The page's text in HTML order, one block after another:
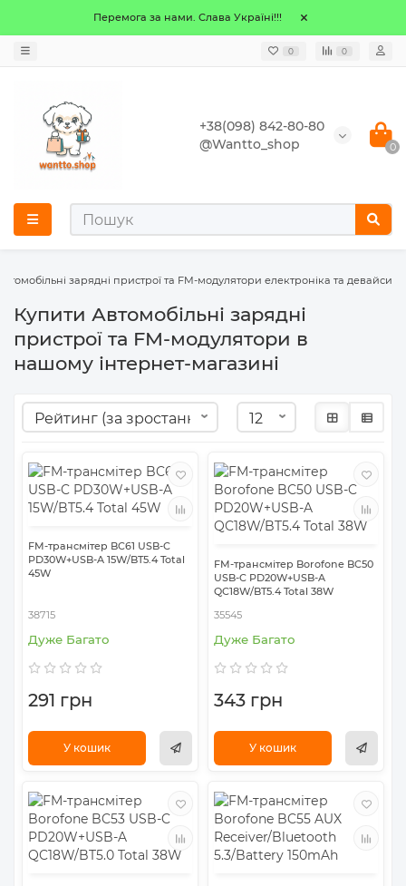
Перемога за нами. Слава Україні!!!
0 0
+38(098) 842-80-80
@Wantto_shop
0
зарядні пристрої та FM-модулятори електроніка та девайси
Купити Автомобільні зарядні
пристрої та FM-модулятори в
нашому інтернет-магазині
FM-трансмітер BC61 USB-C
PD30W+USB-A 15W/BT5.4 Total
45W
38715
Дуже Багато
291 грн
У кошик
FM-трансмітер Borofone BC50
USB-C PD20W+USB-A
QC18W/BT5.4 Total 38W
35545
Дуже Багато
343 грн
У кошик